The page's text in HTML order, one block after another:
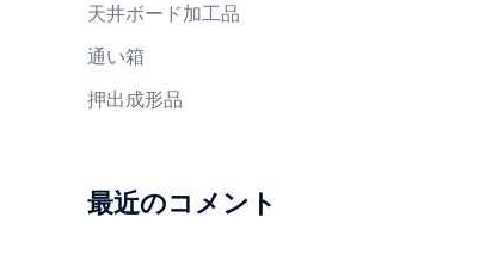
天井ボード加工品
通い箱
押出成形品
最近のコメント